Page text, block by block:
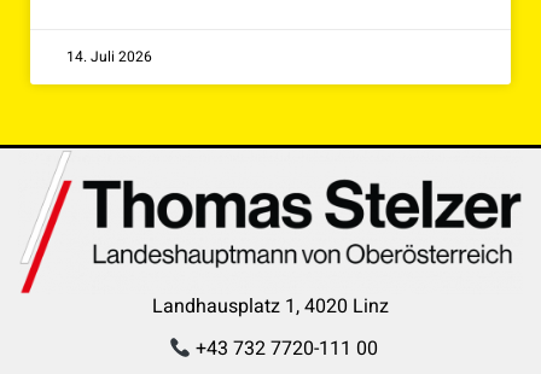
14. Juli 2026
Landhausplatz 1, 4020 Linz
+43 732 7720-111 00